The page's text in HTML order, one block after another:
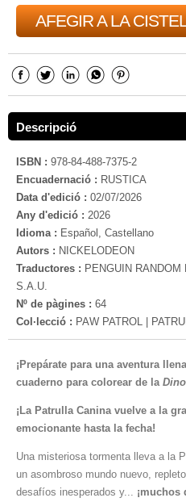
AFEGIR A LA
Descripció
ISBN : 978-84-488-7375-2
Encuadernació : RUSTICA
Data d'edició : 02/07/2026
Any d'edició : 2026
Idioma : Español, Castellano
Autors : NICKELODEON
Traductores : PENGUIN RANDOM
S.A.U.
Nº de pàgines : 64
Col·lecció : PAW PATROL |
¡Prepárate para una aventura
cuaderno para colorear de la
¡La Patrulla Canina vuelve a la
emocionante hasta la fecha!
Una misteriosa tormenta lleva a la
un asombroso mundo nuevo,
desafíos inesperados y... ¡muchos